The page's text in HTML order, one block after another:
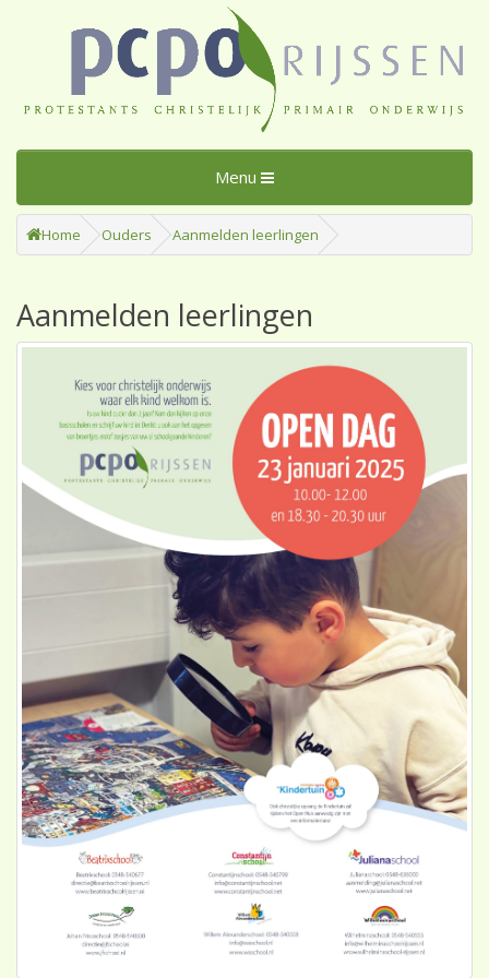
Menu
Home Ouders Aanmelden leerlingen
Aanmelden leerlingen